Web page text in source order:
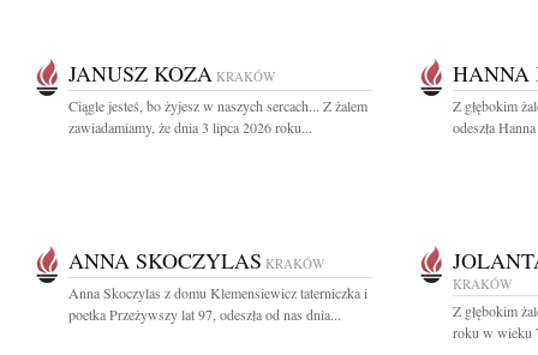
JANUSZ KOZA KRAKÓW
Ciągle jesteś, bo żyjesz w naszych sercach... Z żalem
zawiadamiamy, że dnia 3 lipca 2026 roku...
HANNA
Z głębokim
odeszła
ANNA SKOCZYLAS KRAKÓW
Anna Skoczylas z domu Klemensiewicz taterniczka i
poetka Przeżywszy lat 97, odeszła od nas dnia...
KRAKÓW
Z głębokim
roku w wieku